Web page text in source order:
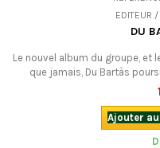
EDITEUR /
DU
Le nouvel album du groupe, et
que jamais, Du Bartàs
rythmes multiformes et poésie
Ajouter